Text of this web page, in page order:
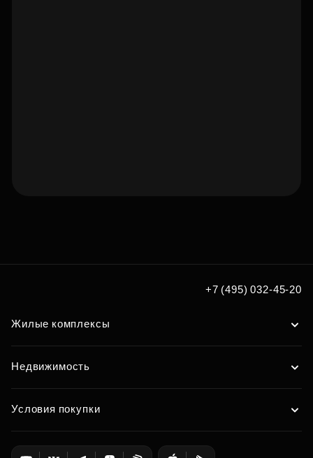
+7 (495) 032-45-20
Жилые комплексы
Недвижимость
Условия покупки